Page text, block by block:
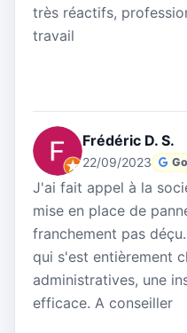
très réactifs,
travail
Frédéric D. S.
22/09/2023
J'ai fait appel à la
mise en place de
franchement pas
qui s'est entièrement
administratives, une
efficace. A conseiller